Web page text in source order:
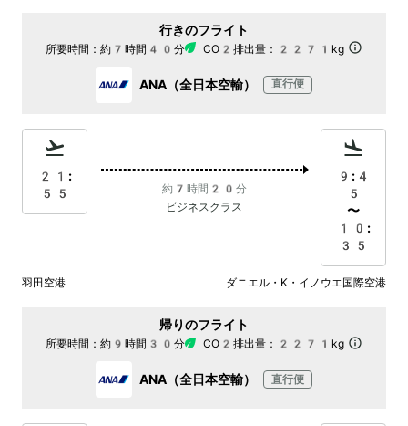
行きのフライト
所要時間： 約7時間40分 CO2排出量： 2271kg
ANA（全日本空輸） 直行便
21:
55
約7時間20分
ビジネスクラス
9:4
5
〜
10:
35
羽田空港 ダニエル・K・イノウエ国際空港
帰りのフライト
所要時間： 約9時間30分 CO2排出量： 2271kg
ANA（全日本空輸） 直行便